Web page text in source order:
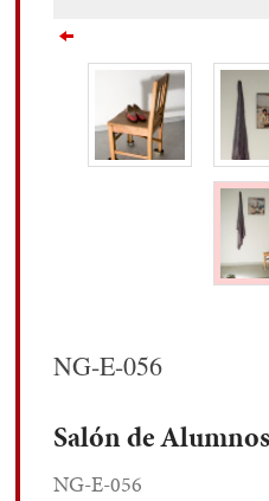
NG-E-056
Salón de Alumnos
NG-E-056